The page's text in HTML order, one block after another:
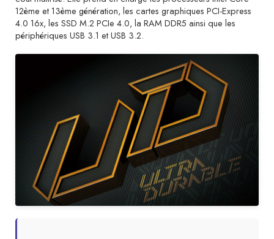
12ème et 13ème génération, les cartes graphiques PCI-Express
4.0 16x, les SSD M.2 PCIe 4.0, la RAM DDR5 ainsi que les
périphériques USB 3.1 et USB 3.2.